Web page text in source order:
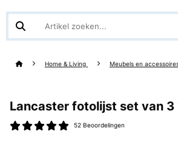
Home & Living Meubels en
Lancaster fotolijst set van 3
52 Beoordelingen